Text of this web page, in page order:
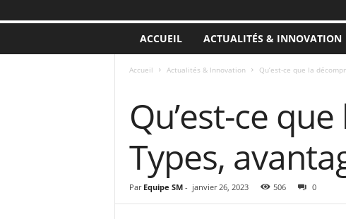
ACCUEIL ACTUALITÉS & INNOVATION
Accueil Actualités & Innovation Qu’est-ce que la
Qu’est-ce
Types,
Par Equipe SM- janvier 26, 2023 506 0